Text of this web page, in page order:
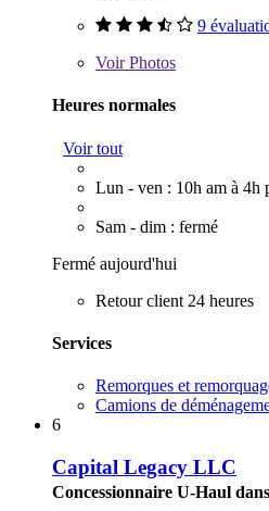
9
VoirPhotos
Heures normales
Voir tout
Lun - ven : 10h am à 4h
Sam - dim : fermé
Fermé aujourd'hui
Retour client 24 heures
Services
Remorques et
Camions de
6
Capital Legacy LLC
Concessionnaire U-Haul